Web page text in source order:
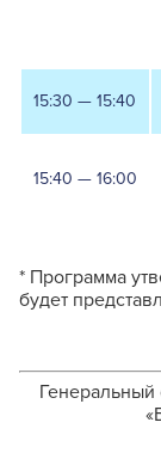
15:30 — 15:40
15:40 — 16:00
* Программа
будет